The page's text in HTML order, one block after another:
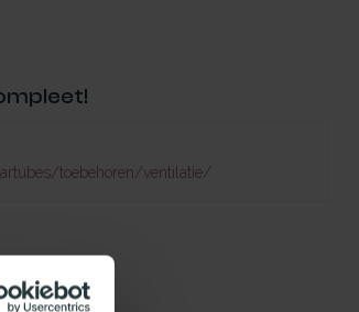
toebehoren/ventilatie/